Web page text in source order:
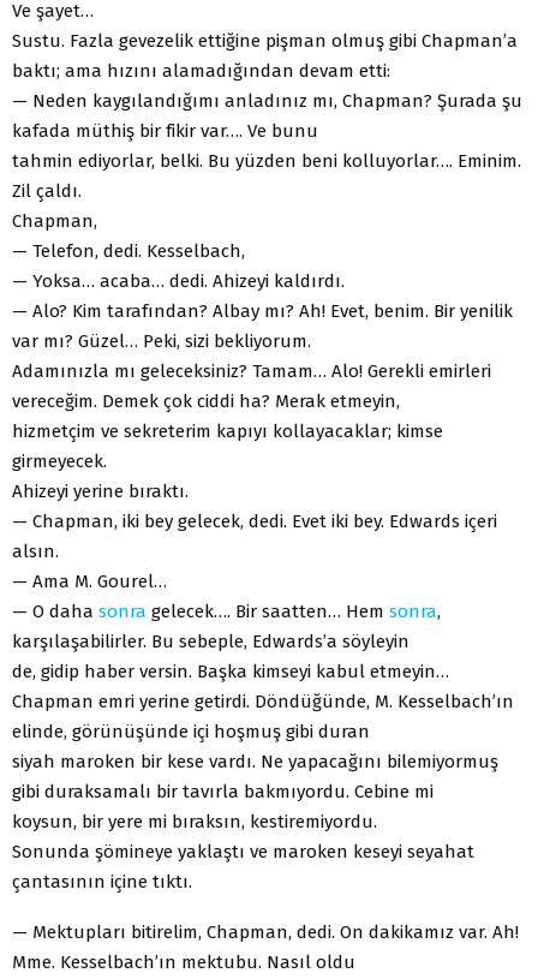
Ve şayet…
Sustu. Fazla gevezelik ettiğine pişman olmuş gibi Chapman’a
baktı; ama hızını alamadığından devam etti:
— Neden kaygılandığımı anladınız mı, Chapman? Şurada şu
kafada müthiş bir fikir var…. Ve bunu
tahmin ediyorlar, belki. Bu yüzden beni kolluyorlar…. Eminim.
Zil çaldı.
Chapman,
— Telefon, dedi. Kesselbach,
— Yoksa… acaba… dedi. Ahizeyi kaldırdı.
— Alo? Kim tarafından? Albay mı? Ah! Evet, benim. Bir yenilik
var mı? Güzel… Peki, sizi bekliyorum.
Adamınızla mı geleceksiniz? Tamam… Alo! Gerekli emirleri
vereceğim. Demek çok ciddi ha? Merak etmeyin,
hizmetçim ve sekreterim kapıyı kollayacaklar; kimse
girmeyecek.
Ahizeyi yerine bıraktı.
— Chapman, iki bey gelecek, dedi. Evet iki bey. Edwards içeri
alsın.
— Ama M. Gourel…
— O daha sonra gelecek…. Bir saatten… Hem sonra,
karşılaşabilirler. Bu sebeple, Edwards’a söyleyin
de, gidip haber versin. Başka kimseyi kabul etmeyin…
Chapman emri yerine getirdi. Döndüğünde, M. Kesselbach’ın
elinde, görünüşünde içi hoşmuş gibi duran
siyah maroken bir kese vardı. Ne yapacağını bilemiyormuş
gibi duraksamalı bir tavırla bakmıyordu. Cebine mi
koysun, bir yere mi bıraksın, kestiremiyordu.
Sonunda şömineye yaklaştı ve maroken keseyi seyahat
çantasının içine tıktı.
— Mektupları bitirelim, Chapman, dedi. On dakikamız var. Ah!
Mme. Kesselbach’ın mektubu. Nasıl oldu